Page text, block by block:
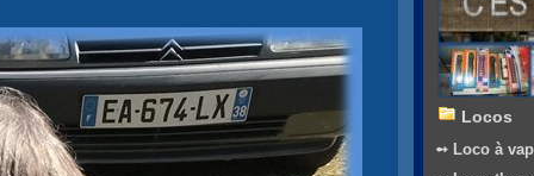
Locos
➻ Loco à